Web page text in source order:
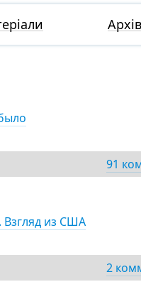
Архів
91
Взгляд из США
2